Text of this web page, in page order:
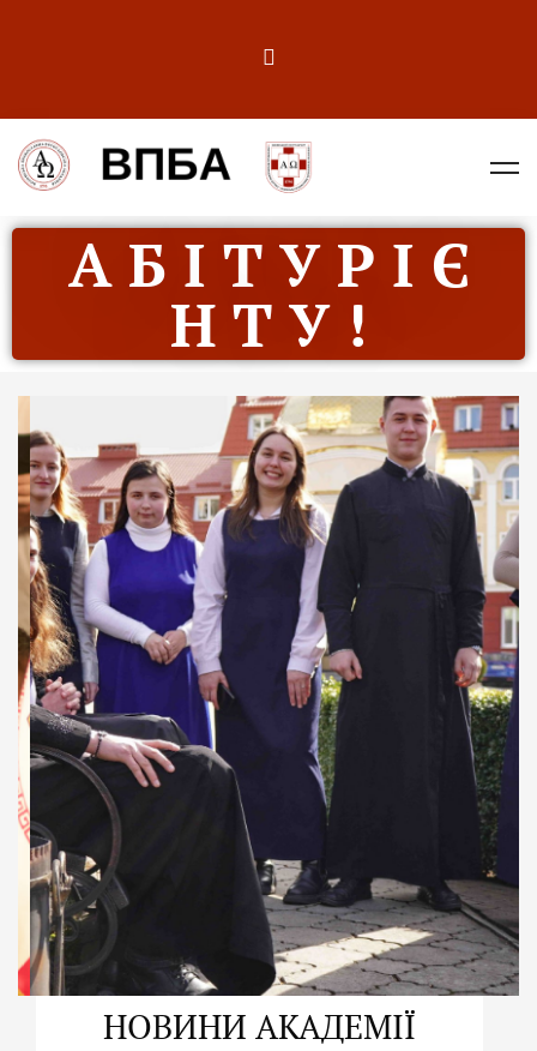
А Б І Т У Р І Є
Н Т У !
ДУХОВНО СИЛЬНІ!
ВПБА — спільнота, де
формується
покликання
Читати більше
НОВИНИ АКАДЕМІЇ